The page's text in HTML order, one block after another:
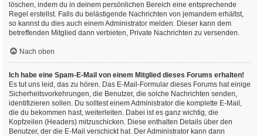
löschen, indem du in deinem persönlichen Bereich eine entsprechende
Regel erstellst. Falls du belästigende Nachrichten von jemandem erhältst,
so kannst du dies auch einem Administrator melden. Dieser kann dem
betreffenden Mitglied dann verbieten, Private Nachrichten zu versenden.
Nach oben
Ich habe eine Spam-E-Mail von einem Mitglied dieses Forums erhalten!
Es tut uns leid, das zu hören. Das E-Mail-Formular dieses Forums hat einige
Sicherheitsvorkehrungen, die Benutzer, die solche Nachrichten senden,
identifizieren sollen. Du solltest einem Administrator die komplette E-Mail,
die du bekommen hast, weiterleiten. Dabei ist es ganz wichtig, die
Kopfzeilen (Headers) mitzuschicken. Diese enthalten Details über den
Benutzer, der die E-Mail verschickt hat. Der Administrator kann dann